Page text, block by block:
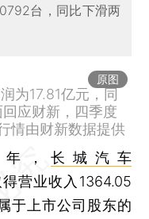
台，同比下滑两
原图
为17.81亿元，同
应财新，四季度
情由财新数据提供
年，长城汽车
得营业收入1364.05
于上市公司股东的